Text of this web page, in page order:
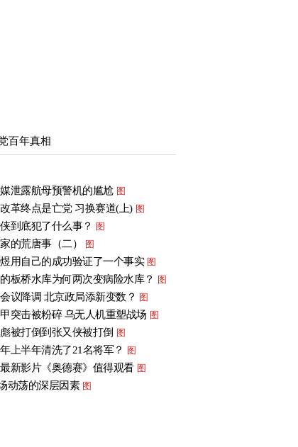
百年真相
泄露航母预警机的尴尬 图
革终点是亡党 习换赛道(上) 图
到底犯了什么事？ 图
的荒唐事（二） 图
用自己的成功验证了一个事实 图
板桥水库为何两次变病险水库？ 图
议降调 北京政局添新变数？ 图
突击被粉碎 乌无人机重塑战场 图
被打倒到张又侠被打倒 图
上半年清洗了21名将军？ 图
最新影片《奥德赛》值得观看 图
动荡的深层因素 图